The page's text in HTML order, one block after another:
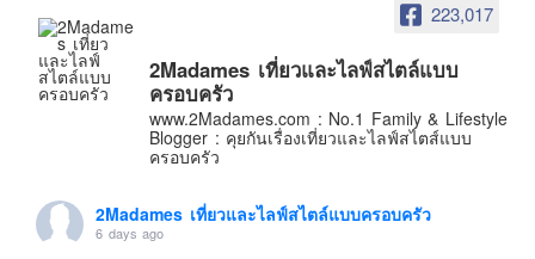
ไต้หวัน
ฟิลิปปินส์
อเมริกา
ร้านอร่อย
223,017
2Madames เที่ยวและไลฟ์สไตล์แบบ
ครอบครัว
www.2Madames.com : No.1 Family & Lifestyle
Blogger : คุยกันเรื่องเที่ยวและไลฟ์สไตส์แบบ
ครอบครัว
2Madames เที่ยวและไลฟ์สไตล์แบบครอบครัว
6 days ago